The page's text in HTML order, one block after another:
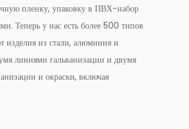
пленку, упаковку в ПВХ-набор
Теперь у нас есть более 500 типов
из стали, алюминия и
линиями гальванизации и двумя
и окраски, включая